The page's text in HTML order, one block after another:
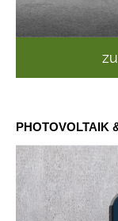
PHOTOVOLTAIK